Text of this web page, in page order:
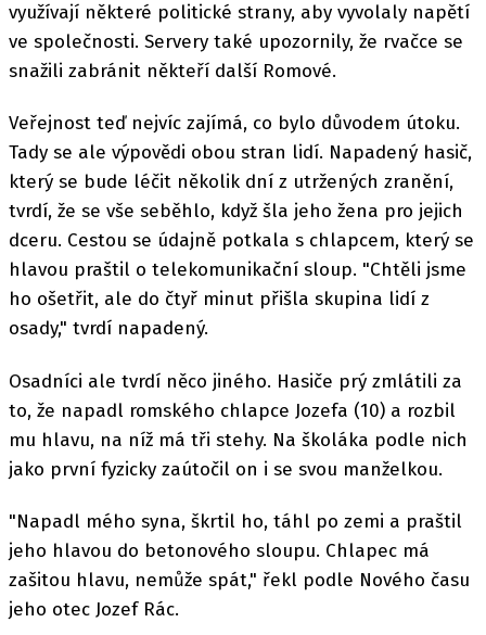
využívají některé politické strany, aby vyvolaly napětí
ve společnosti. Servery také upozornily, že rvačce se
snažili zabránit někteří další Romové.
Veřejnost teď nejvíc zajímá, co bylo důvodem útoku.
Tady se ale výpovědi obou stran lidí. Napadený hasič,
který se bude léčit několik dní z utržených zranění,
tvrdí, že se vše seběhlo, když šla jeho žena pro jejich
dceru. Cestou se údajně potkala s chlapcem, který se
hlavou praštil o telekomunikační sloup. "Chtěli jsme
ho ošetřit, ale do čtyř minut přišla skupina lidí z
osady," tvrdí napadený.
Osadníci ale tvrdí něco jiného. Hasiče prý zmlátili za
to, že napadl romského chlapce Jozefa (10) a rozbil
mu hlavu, na níž má tři stehy. Na školáka podle nich
jako první fyzicky zaútočil on i se svou manželkou.
"Napadl mého syna, škrtil ho, táhl po zemi a praštil
jeho hlavou do betonového sloupu. Chlapec má
zašitou hlavu, nemůže spát," řekl podle Nového času
jeho otec Jozef Rác.